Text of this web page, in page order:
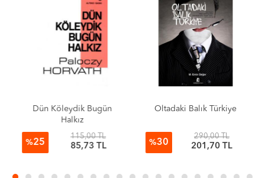
Dün Köleydik Bugün
Halkız
%25
115,00 TL
85,73 TL
Oltadaki Balık Türkiye
%30
290,00 TL
201,70 TL